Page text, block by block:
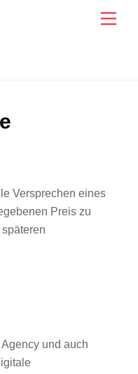
Versprechen eines
Preis zu
und auch